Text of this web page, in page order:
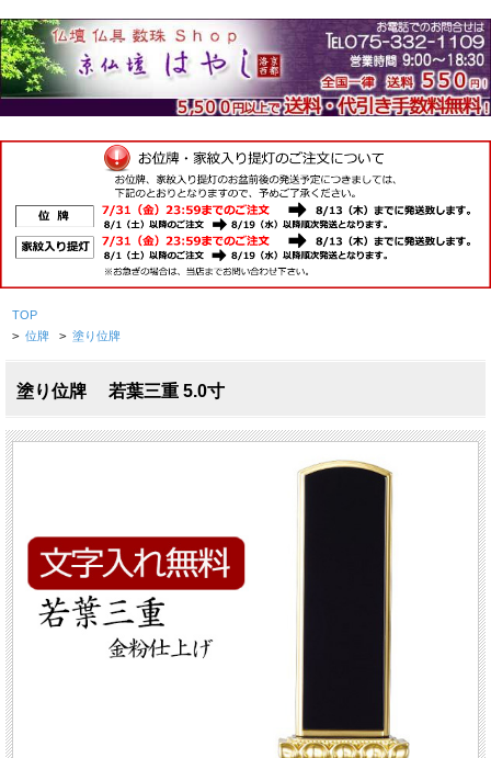
TOP
> 位牌 > 塗り位牌
塗り位牌 若葉三重 5.0寸